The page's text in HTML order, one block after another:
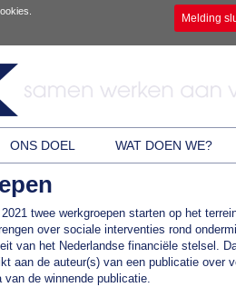
Melding
ONS DOEL WAT DOEN WE?
twee werkgroepen starten op het
over sociale interventies rond
van het Nederlandse financiële stelsel.
aan de auteur(s) van een publicatie over
van de winnende publicatie.